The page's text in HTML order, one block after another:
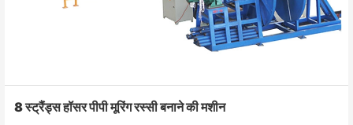
8 स्ट्रैंड्स हॉसर पीपी मूरिंग रस्सी बनाने की मशीन